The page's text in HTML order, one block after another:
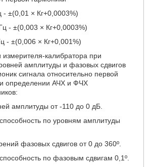
±(0,01 × Кг+0,0003%)
- ±(0,003 × Кг+0,0003%)
- ±(0,006 × Кг+0,001%)
измерителя-калибратора при
амплитуды и фазовых сдвигов
сигнала относительно первой
определении АЧХ и ФЧХ
амплитуды от -110 до 0 дБ.
по уровням амплитуды
фазовых сдвигов от 0 до 360º.
по фазовым сдвигам 0,1º.